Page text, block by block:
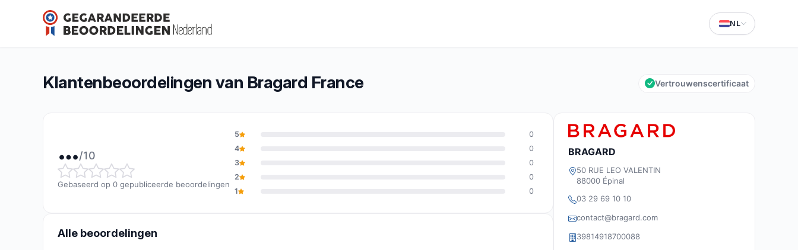
NL
Bragard France
Algemene beoordeling: … van 10
…/10(0 beoordelingen)
Klantenbeoordelingen van Bragard France Vertrouwenscertificaat
…/10
Algemene beoordeling: … van 10
Gebaseerd op 0 gepubliceerde beoordelingen
5
0
4
0
3
0
2
0
1
0
Alle beoordelingen
BRAGARD
50 RUE LEO VALENTIN
88000 Épinal
03 29 69 10 10
contact@bragard.com
39814918700088